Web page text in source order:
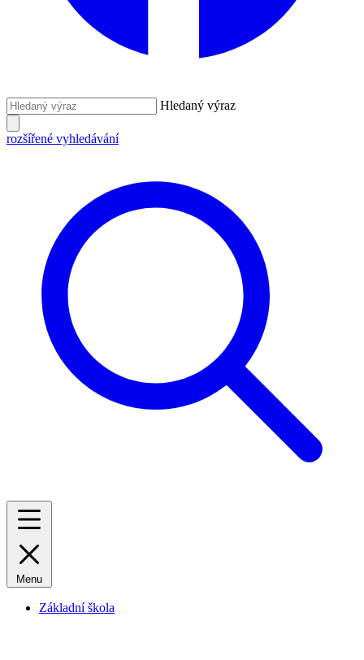
Hledaný výraz
rozšířené vyhledávání
Menu
Základní škola